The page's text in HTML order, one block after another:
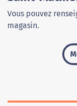
Vous pouvez
magasin.